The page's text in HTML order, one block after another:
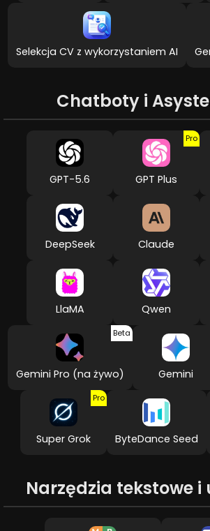
Selekcja CV z wykorzystaniem AI
Chatboty i
GPT-5.6 GPT Plus
Pro
DeepSeek Claude
LlaMA Qwen
Gemini Pro (na żywo)
Beta
Gemini
Super Grok
Pro
ByteDance Seed
Narzędzia tekstowe i